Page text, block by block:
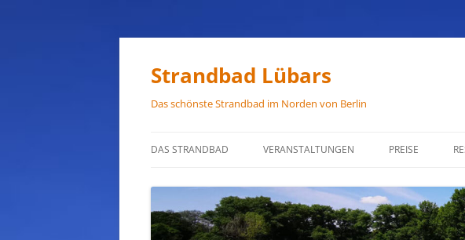
Zum
Strandbad Lübars
Das schönste Strandbad im Norden von Berlin
DAS STRANDBAD
ANFAHRT
VERANSTALTUNGEN PREISE